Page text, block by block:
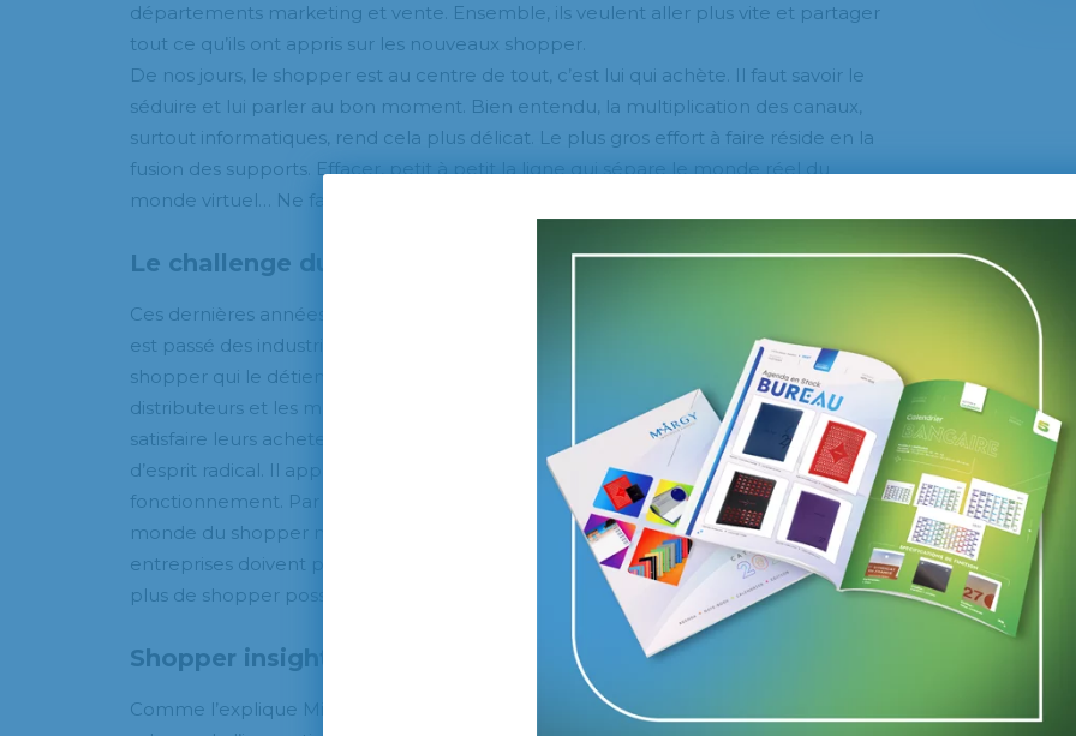
départements marketing et vente. Ensemble, ils veulent aller plus vite et partager
tout ce qu’ils ont appris sur les nouveaux shopper.
De nos jours, le shopper est au centre de tout, c’est lui qui achète. Il faut savoir le
séduire et lui parler au bon moment. Bien entendu, la multiplication des canaux,
surtout informatiques, rend cela plus délicat. Le plus gros effort à faire réside en la
fusion des supports. Effacer, petit à petit la ligne qui sépare le monde réel du
monde virtuel… Ne faire qu’un.
Le challenge du shopper marketing
Ces dernières années, nous avons pu assister à un passage de pouvoir. Ce dernier
est passé des industriels au profit des distributeurs. Aujourd’hui ce pouvoir, c’est le
shopper qui le détient. Cela change radicalement la donne. En effet, les
distributeurs et les marques n’avaient jamais travaillé ensemble dans le but de
satisfaire leurs acheteurs. Pour les entreprises, cela implique un changement
d’esprit radical. Il apparait urgent pour elles, de faire évoluer leur mode de
fonctionnement. Par ailleurs, les technologies numériques s’immiscent dans le
monde du shopper marketing, et personne ne peut les ignorer. Aujourd’hui, les
entreprises doivent passer à un commerce conversationnel, dans le but d’attirer le
plus de shopper possible, toutes marques confondues.
Shopper insights
Comme l’explique Michaël Bendavid, directeur général de Strategic Research, « La